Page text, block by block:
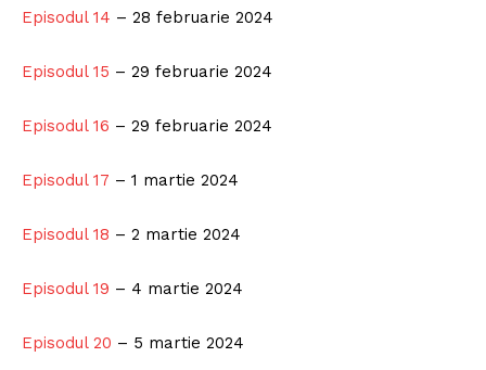
Episodul 14 – 28 februarie 2024
Episodul 15 – 29 februarie 2024
Episodul 16 – 29 februarie 2024
Episodul 17 – 1 martie 2024
Episodul 18 – 2 martie 2024
Episodul 19 – 4 martie 2024
Episodul 20 – 5 martie 2024